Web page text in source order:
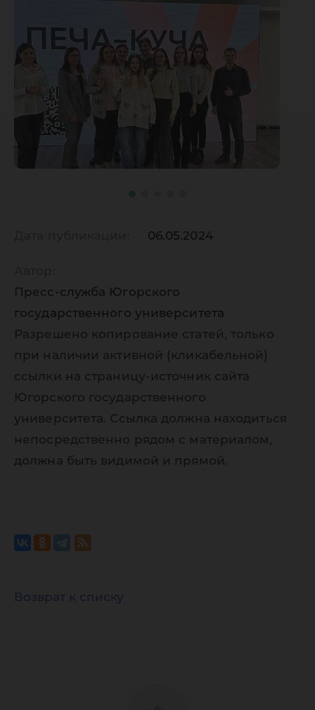
06.05.2024
Пресс-служба Югорского
государственного университета
Разрешено копирование статей, только
при наличии активной (кликабельной)
ссылки на страницу-источник сайта
Югорского государственного
университета. Ссылка должна находиться
непосредственно рядом с материалом,
должна быть видимой и прямой.
Возврат к списку